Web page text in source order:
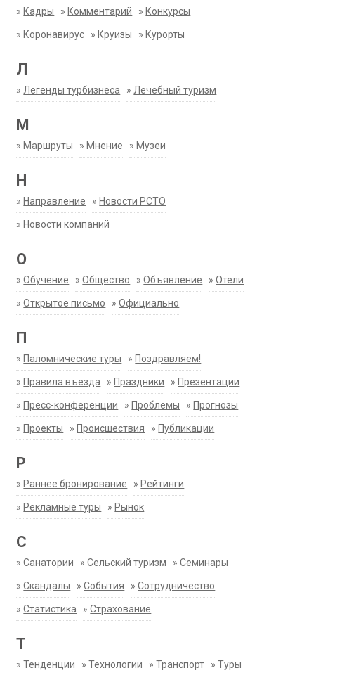
» Кадры » Комментарий » Конкурсы
» Коронавирус » Круизы » Курорты
Л
» Легенды турбизнеса » Лечебный туризм
М
» Маршруты » Мнение » Музеи
Н
» Направление » Новости РСТО
» Новости компаний
О
»Обучение »Общество »Объявление »Отели
»Открытое письмо »Официально
П
» Паломнические туры » Поздравляем!
» Правила въезда » Праздники » Презентации
» Пресс-конференции » Проблемы » Прогнозы
» Проекты » Происшествия » Публикации
Р
» Раннее бронирование » Рейтинги
» Рекламные туры » Рынок
С
»Санатории »Сельский туризм »Семинары
»Скандалы »События »Сотрудничество
»Статистика »Страхование
Т
»Тенденции »Технологии »Транспорт »Туры